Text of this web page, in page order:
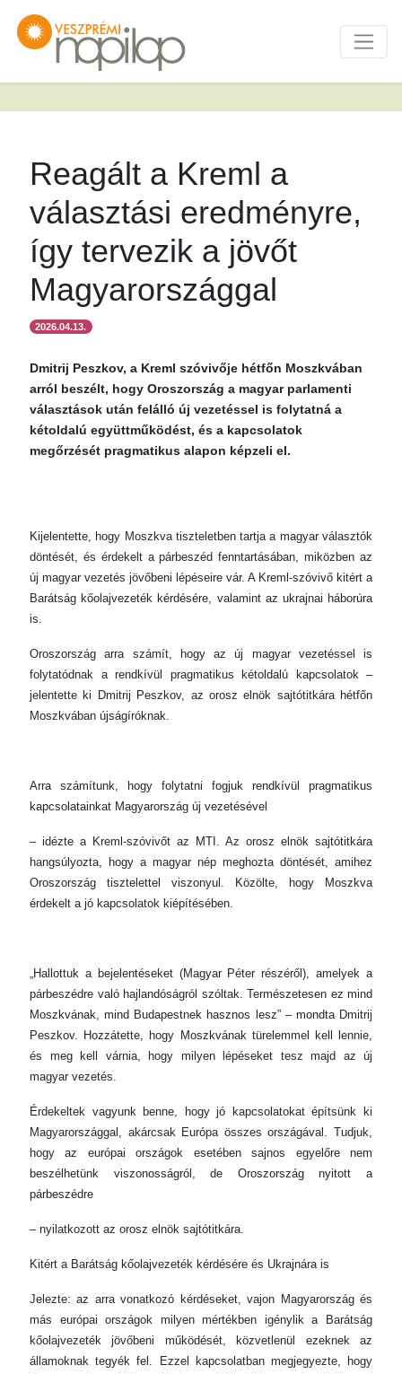
Reagált a Kreml a
választási eredményre,
így tervezik a jövőt
Magyarországgal
2026.04.13.
Dmitrij Peszkov, a Kreml szóvivője hétfőn Moszkvában
arról beszélt, hogy Oroszország a magyar parlamenti
választások után felálló új vezetéssel is folytatná a
kétoldalú együttműködést, és a kapcsolatok
megőrzését pragmatikus alapon képzeli el.
Kijelentette, hogy Moszkva tiszteletben tartja a magyar választók
döntését, és érdekelt a párbeszéd fenntartásában, miközben az
új magyar vezetés jövőbeni lépéseire vár. A Kreml-szóvivő kitért a
Barátság kőolajvezeték kérdésére, valamint az ukrajnai háborúra
is.
Oroszország arra számít, hogy az új magyar vezetéssel is
folytatódnak a rendkívül pragmatikus kétoldalú kapcsolatok –
jelentette ki Dmitrij Peszkov, az orosz elnök sajtótitkára hétfőn
Moszkvában újságíróknak.
Arra számítunk, hogy folytatni fogjuk rendkívül pragmatikus
kapcsolatainkat Magyarország új vezetésével
– idézte a Kreml-szóvivőt az MTI. Az orosz elnök sajtótitkára
hangsúlyozta, hogy a magyar nép meghozta döntését, amihez
Oroszország tisztelettel viszonyul. Közölte, hogy Moszkva
érdekelt a jó kapcsolatok kiépítésében.
„Hallottuk a bejelentéseket (Magyar Péter részéről), amelyek a
párbeszédre való hajlandóságról szóltak. Természetesen ez mind
Moszkvának, mind Budapestnek hasznos lesz” – mondta Dmitrij
Peszkov. Hozzátette, hogy Moszkvának türelemmel kell lennie,
és meg kell várnia, hogy milyen lépéseket tesz majd az új
magyar vezetés.
Érdekeltek vagyunk benne, hogy jó kapcsolatokat építsünk ki
Magyarországgal, akárcsak Európa összes országával. Tudjuk,
hogy az európai országok esetében sajnos egyelőre nem
beszélhetünk viszonosságról, de Oroszország nyitott a
párbeszédre
– nyilatkozott az orosz elnök sajtótitkára.
Kitért a Barátság kőolajvezeték kérdésére és Ukrajnára is
Jelezte: az arra vonatkozó kérdéseket, vajon Magyarország és
más európai országok milyen mértékben igénylik a Barátság
kőolajvezeték jövőbeni működését, közvetlenül ezeknek az
államoknak tegyék fel. Ezzel kapcsolatban megjegyezte, hogy